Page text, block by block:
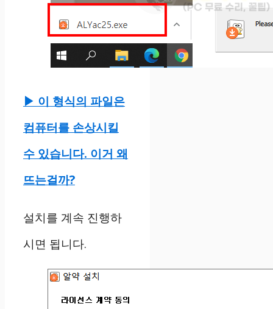
▶ 이 형식의 파일은
컴퓨터를 손상시킬
수 있습니다. 이거 왜
뜨는걸까?
설치를 계속 진행하
시면 됩니다.